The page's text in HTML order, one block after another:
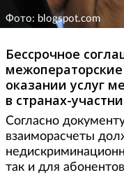
Фото: blogspot.com
Бессрочное
оказании услуг
в странах-
Согласно
взаиморасчеты
так и для